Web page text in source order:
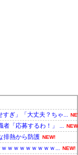
すぎ」「大丈夫？ちゃ...
者「応募するわ！」 ...
排熱から防護 NEW!
ｗｗｗｗｗｗｗｗ... NEW!